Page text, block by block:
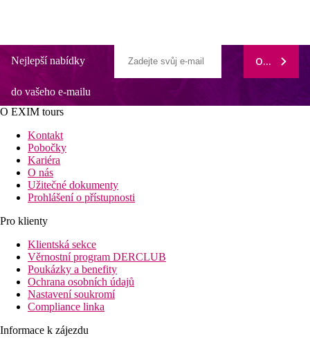
Nejlepší nabídky
do vašeho e-mailu
ODEBÍRAT
O EXIM tours
Kontakt
Pobočky
Kariéra
O nás
Užitečné dokumenty
Prohlášení o přístupnosti
Pro klienty
Klientská sekce
Věrnostní program DERCLUB
Poukázky a benefity
Ochrana osobních údajů
Nastavení soukromí
Compliance linka
Informace k zájezdu